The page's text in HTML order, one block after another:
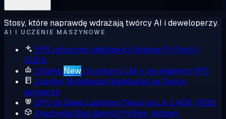
Stosy, które naprawdę wdrażają twórcy AI i deweloperzy.
AI I UCZENIE MASZYNOWE
VPS sztucznej inteligencji Gotowe PyTorch i
CUDA
Ollama New Uruchom LLM-y na własnym VPS
Jupyter Notebooks Notebooki na Twoim
serwerze
GPU do Deep Learning Trenuj na L4, L40S, H100
AnacondaStos danych Python, gotowy